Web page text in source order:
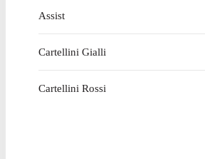
Assist
Cartellini Gialli
Cartellini Rossi